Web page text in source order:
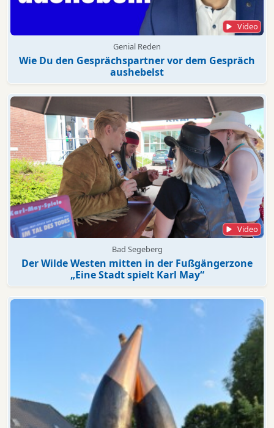
Video
Genial Reden
Wie Du den Gesprächspartner vor dem Gespräch
aushebelst
Video
Bad Segeberg
Der Wilde Westen mitten in der Fußgängerzone
„Eine Stadt spielt Karl May“